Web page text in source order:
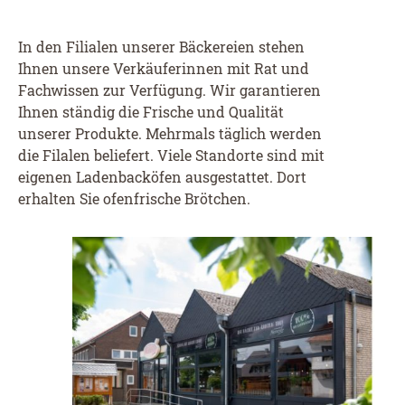
In den Filialen unserer Bäckereien stehen
Ihnen unsere Verkäuferinnen mit Rat und
Fachwissen zur Verfügung. Wir garantieren
Ihnen ständig die Frische und Qualität
unserer Produkte. Mehrmals täglich werden
die Filalen beliefert. Viele Standorte sind mit
eigenen Ladenbacköfen ausgestattet. Dort
erhalten Sie ofenfrische Brötchen.